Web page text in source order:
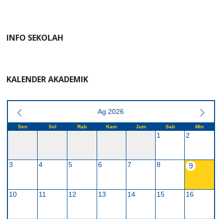
INFO SEKOLAH
KALENDER AKADEMIK
Ag 2026
Sen Sel Rab Kam Jum Sab Min
1 2
3 4 5 6 7 8 9
10 11 12 13 14 15 16